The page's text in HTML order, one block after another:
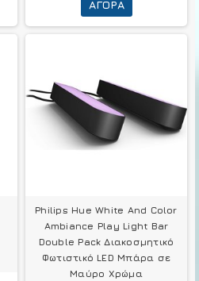
ΑΓΟΡΆ
Philips Hue White And Color
Ambiance Play Light Bar
Double Pack Διακοσμητικό
Φωτιστικό LED Μπάρα σε
Μαύρο Χρώμα